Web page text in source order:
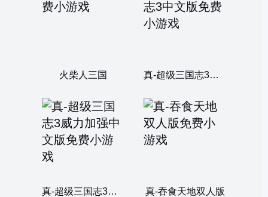
火柴人三国 真-超级三国志3中文版
真-超级三国志3威力加强中文版 真-吞食天地双人版